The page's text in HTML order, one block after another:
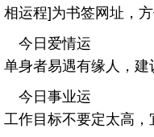
相运程]为书签网址，
今日爱情运
单身者易遇有缘人，建
今日事业运
工作目标不要定太高，